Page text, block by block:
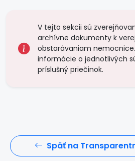
V tejto sekcii sú
archívne dokumenty k
obstarávaniam
informácie o jednotlivých
príslušný priečinok.
Späť na